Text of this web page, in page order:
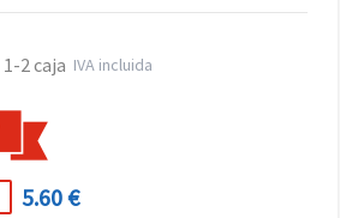
1-2 caja IVA incluida
5.60 €